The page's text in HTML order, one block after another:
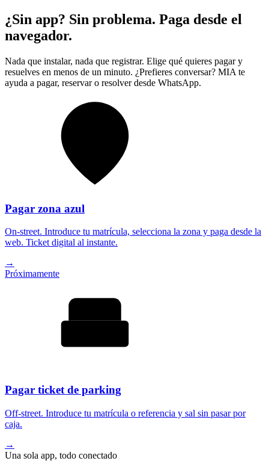
¿Sin app? Sin problema. Paga desde el
navegador.
Nada que instalar, nada que registrar. Elige qué quieres pagar y
resuelves en menos de un minuto. ¿Prefieres conversar? MIA te
ayuda a pagar, reservar o resolver desde WhatsApp.
Pagar zona azul
On-street. Introduce tu matrícula, selecciona la zona y paga desde la
web. Ticket digital al instante.
→
Próximamente
Pagar ticket de parking
Off-street. Introduce tu matrícula o referencia y sal sin pasar por
caja.
→
Una sola app, todo conectado